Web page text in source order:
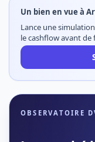
Un bien en vue à
Lance une
le cashflow avant de
OBSERVATOIRE